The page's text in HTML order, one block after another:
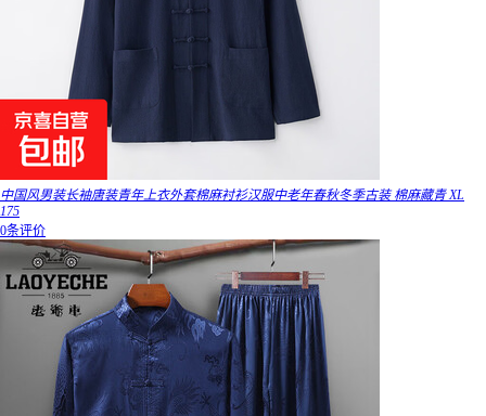
中国风男装长袖唐装青年上衣外套棉麻衬衫汉服中老年春秋冬季古装 棉麻藏青 XL
175
0条评价